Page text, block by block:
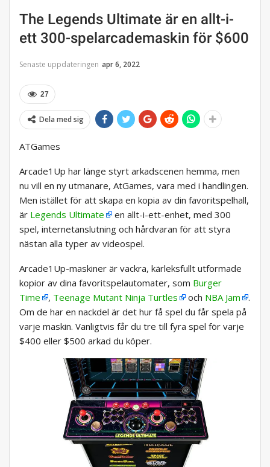
The Legends Ultimate är en allt-i-
ett 300-spelarcademaskin för $600
Senaste uppdateringen apr 6, 2022
27
Dela med sig
ATGames
Arcade1Up har länge styrt arkadscenen hemma, men
nu vill en ny utmanare, AtGames, vara med i handlingen.
Men istället för att skapa en kopia av din favoritspelhall,
är Legends Ultimate
en allt-i-ett-enhet, med 300
spel, internetanslutning och hårdvaran för att styra
nästan alla typer av videospel.
Arcade1Up-maskiner är vackra, kärleksfullt utformade
kopior av dina favoritspelautomater, som Burger
Time
, Teenage Mutant Ninja Turtles och NBA Jam
.
Om de har en nackdel är det hur få spel du får spela på
varje maskin. Vanligtvis får du tre till fyra spel för varje
$400 eller $500 arkad du köper.